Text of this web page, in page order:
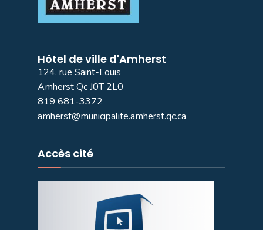
Hôtel de ville d'Amherst
124, rue Saint-Louis
Amherst Qc J0T 2L0
819 681-3372
amherst@municipalite.amherst.qc.ca
Accès cité